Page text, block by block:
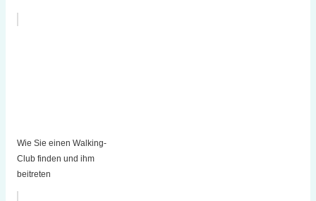
Wie Sie einen Walking-
Club finden und ihm
beitreten